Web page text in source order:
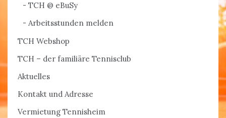
TCH @ eBuSy
Arbeitsstunden melden
TCH Webshop
TCH – der familiäre Tennisclub
Aktuelles
Kontakt und Adresse
Vermietung Tennisheim